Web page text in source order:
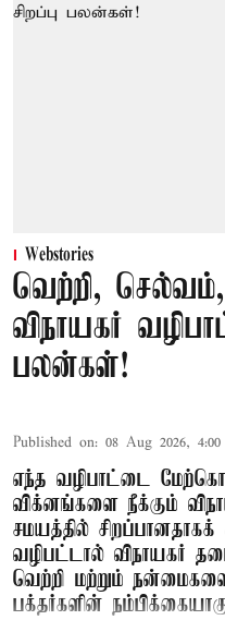
Webstories
வெற்றி,
விநாயகர்
பலன்கள்!
Published on: 08 Aug 2026,
எந்த வழிபாட்டை
விக்னங்களை நீக்கும்
சமயத்தில் சிறப்பானதாகக்
வழிபட்டால் விநாயகர்
வெற்றி மற்றும்
பக்தர்களின்